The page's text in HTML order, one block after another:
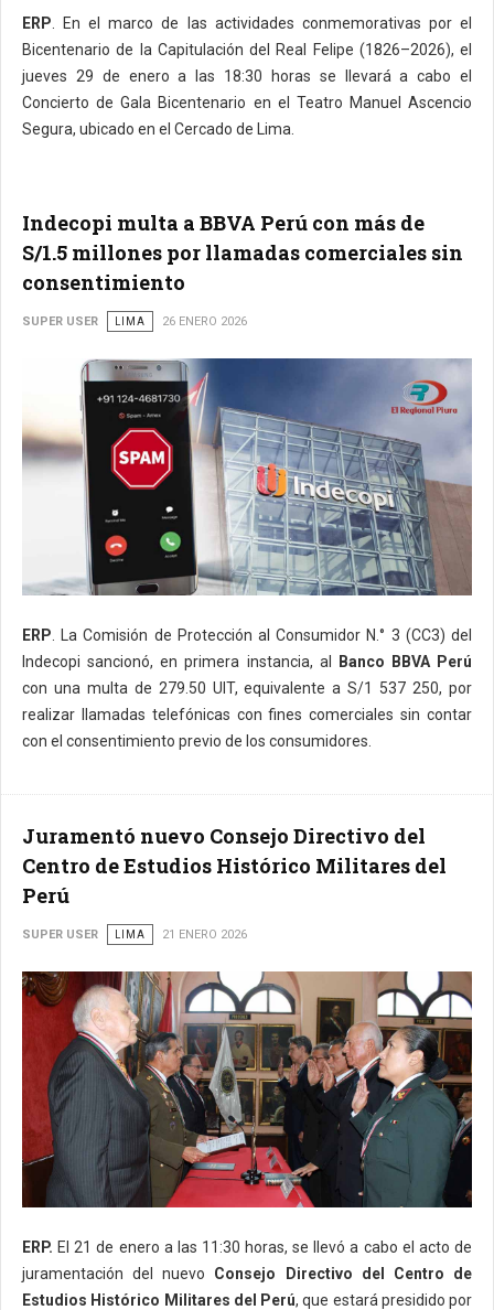
ERP. En el marco de las actividades conmemorativas por el
Bicentenario de la Capitulación del Real Felipe (1826–2026), el
jueves 29 de enero a las 18:30 horas se llevará a cabo el
Concierto de Gala Bicentenario en el Teatro Manuel Ascencio
Segura, ubicado en el Cercado de Lima.
Indecopi multa a BBVA Perú con más de
S/1.5 millones por llamadas comerciales sin
consentimiento
SUPER USER LIMA 26 ENERO 2026
ERP . La Comisión de Protección al Consumidor N.° 3 (CC3) del
Indecopi sancionó, en primera instancia, al
Banco BBVA Perú
con una multa de 279.50 UIT, equivalente a S/1 537 250, por
realizar llamadas telefónicas con fines comerciales sin contar
con el consentimiento previo de los consumidores.
Juramentó nuevo Consejo Directivo del
Centro de Estudios Histórico Militares del
Perú
SUPER USER LIMA 21 ENERO 2026
ERP. El 21 de enero a las 11:30 horas, se llevó a cabo el acto de
juramentación del nuevo Consejo Directivo del Centro de
Estudios Histórico Militares del Perú, que estará presidido por